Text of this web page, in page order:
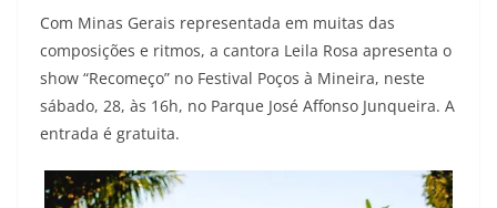
Com Minas Gerais representada em muitas das
composições e ritmos, a cantora Leila Rosa apresenta o
show “Recomeço” no Festival Poços à Mineira, neste
sábado, 28, às 16h, no Parque José Affonso Junqueira. A
entrada é gratuita.